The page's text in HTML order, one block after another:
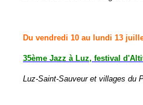
Du vendredi 10 au lundi 13
35ème Jazz à Luz, festival
Luz-Saint-Sauveur et villages du